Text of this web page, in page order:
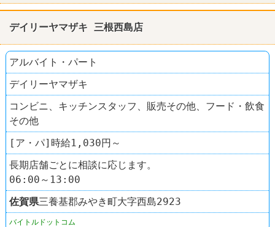
デイリーヤマザキ 三根西島店
アルバイト・パート
デイリーヤマザキ
コンビニ、キッチンスタッフ、販売その他、フード・飲食
その他
[ア・パ]時給1,030円～
長期店舗ごとに相談に応じます。
06:00～13:00
佐賀県三養基郡みやき町大字西島2923
バイトルドットコム